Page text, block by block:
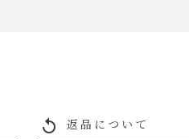
replay 返品について